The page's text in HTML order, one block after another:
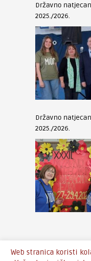
Državno
2025./2026.
Državno
2025./2026.
Web stranica koristi